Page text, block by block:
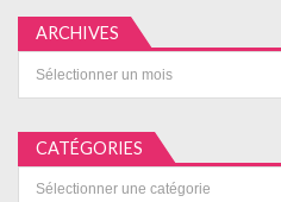
ARCHIVES
CATÉGORIES